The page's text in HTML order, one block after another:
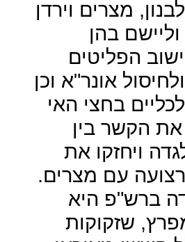
מצרים וירדן
בהן
הפליטים
אונר"א וכן
בחצי האי
את הקשר בין
ויחזקו את
עם מצרים.
ברש"פ היא
שזקוקות